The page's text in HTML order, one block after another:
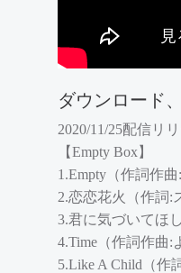
ダウンロード
2020/11/25配信リ
【Empty Box】
1.Empty（作詞作
2.恋恋花火（作詞:
3.君に気づいてほ
4.Time（作詞作曲:
5.Like A Child（作